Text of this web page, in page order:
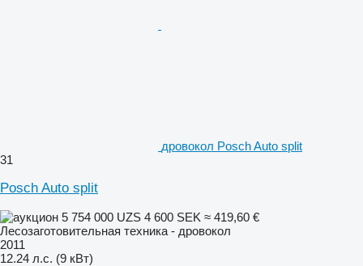
дровокол Posch Auto split
31
Posch Auto split
5 754 000 UZS 4 600 SEK ≈ 419,60 €
Лесозаготовительная техника - дровокол
2011
12.24 л.с. (9 кВт)